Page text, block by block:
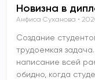
Новизна в
Анфиса Суханова
Создание
трудоемкая
написание всей
обидно, когда